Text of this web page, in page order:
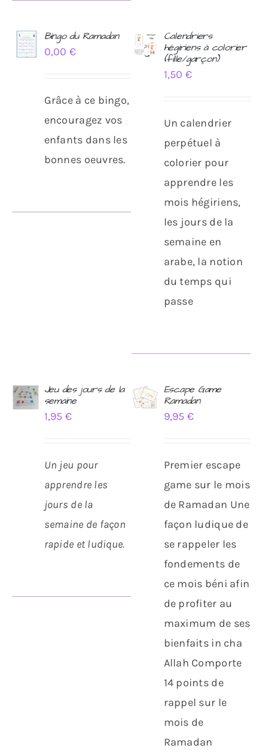
AJOUTER
DÉTAILS
Bingo du Ramadan
0,00€
Grâce à ce bingo,
encouragez vos
enfants dans les
bonnes oeuvres.
AJOUTER
Calendriers
hégiriens à colorier
(fille/garçon)
1,50 €
Un calendrier
perpétuel à
colorier pour
apprendre les
mois hégiriens,
les jours de la
semaine en
arabe, la notion
du temps qui
passe
AJOUTER
Jeu des jours de la
semaine
1,95€
Un jeu pour
apprendre les
jours de la
semaine de façon
rapide et ludique.
AJOUTER
Escape Game
Ramadan
9,95 €
Premier escape
game sur le mois
de Ramadan Une
façon ludique de
se rappeler les
fondements de
ce mois béni afin
de profiter au
maximum de ses
bienfaits in cha
Allah Comporte
14 points de
rappel sur le
mois de
Ramadan